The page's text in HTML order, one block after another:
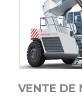
VENTE DE